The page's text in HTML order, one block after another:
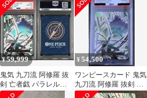
¥59,999
鬼気 九刀流 阿修羅 抜
剣 亡者戯 パラレル
OP12-037 PSA10
¥54,500
ワンピースカード 鬼気
九刀流 阿修羅 抜剣 亡
者戯 PSA10